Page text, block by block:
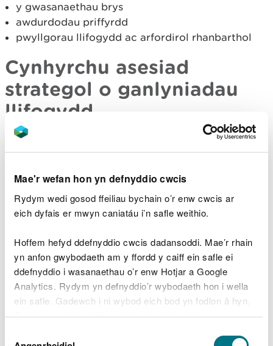
Mae'r wefan hon yn defnyddio cwcis
Rydym wedi gosod ffeiliau bychain o’r enw cwcis ar
eich dyfais er mwyn caniatáu i’n safle weithio.
Hoffem hefyd ddefnyddio cwcis dadansoddi. Mae’r rhain
yn anfon gwybodaeth am y ffordd y caiff ein safle ei
ddefnyddio i wasanaethau o’r enw Hotjar a Google
Analytics. Rydym yn defnyddio’r wybodaeth hon i wella
ein safle. Gadewch i ni wybod eich bod yn fodlon â hyn.
Byddwn yn defnyddio cwci i gadw eich dewis.
y gwasanaethau brys
awdurdodau priffyrdd
pwyllgorau llifogydd ac arfordirol rhanbarthol
Cynhyrchu asesiad
strategol o ganlyniadau
llifogydd
Mae hyd at dri cham wrth gynhyrchu asesiad
Cam 1 – mae angen i bob awdurdod cynllunio
lleol sy'n ymgymryd ag asesiad strategol o
ganlyniadau llifogydd gynhyrchu hwn
ddyrannu safleoedd Cynllun Datblygu Lleol
Cam 3 – a oes risgiau llifogydd sylweddol a allai
effeithio ar gadernid safleoedd Cynllun Datblygu
Lleol
Cam 1 – casglu gwybodaeth am